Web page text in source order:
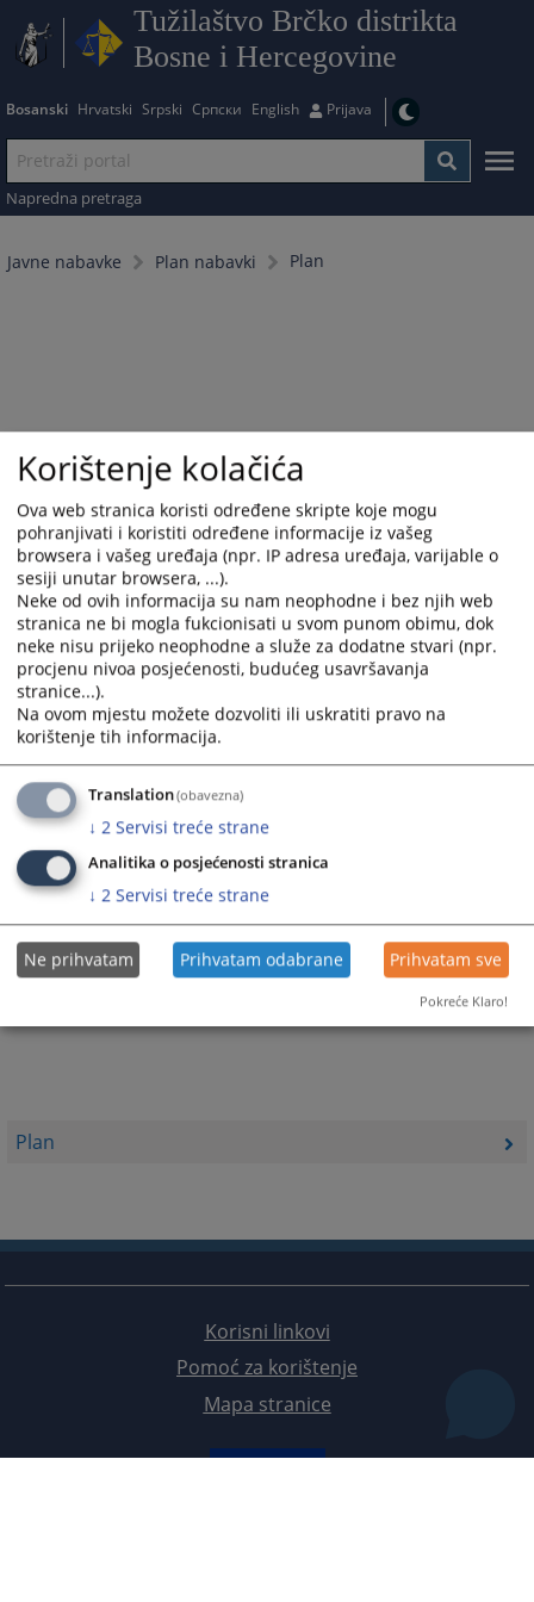
Tužilaštvo Brčko distrikta
Bosne i Hercegovine
Bosanski Hrvatski Srpski Српски English Prijava
Napredna pretraga
Javne nabavke Plan nabavki Plan
Plan
Korisni linkovi
Pomoć za korištenje
Mapa stranice
Korištenje kolačića
Ova web stranica koristi određene skripte koje mogu
pohranjivati i koristiti određene informacije iz vašeg
browsera i vašeg uređaja (npr. IP adresa uređaja, varijable o
sesiji unutar browsera, ...).
Neke od ovih informacija su nam neophodne i bez njih web
stranica ne bi mogla fukcionisati u svom punom obimu, dok
neke nisu prijeko neophodne a služe za dodatne stvari (npr.
procjenu nivoa posjećenosti, budućeg usavršavanja
stranice...).
Na ovom mjestu možete dozvoliti ili uskratiti pravo na
korištenje tih informacija.
Translation(obavezna)
↓ 2 Servisi treće strane
Analitika o posjećenosti stranica
↓ 2 Servisi treće strane
Ne prihvatam Prihvatam odabrane Prihvatam sve
Pokreće Klaro!